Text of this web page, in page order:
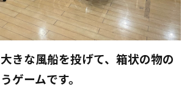
きな風船を投げて、箱状の物の
ゲームです。